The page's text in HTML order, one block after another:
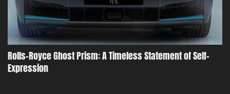
Rolls-Royce Ghost Prism: A Timeless Statement of Self-
Expression